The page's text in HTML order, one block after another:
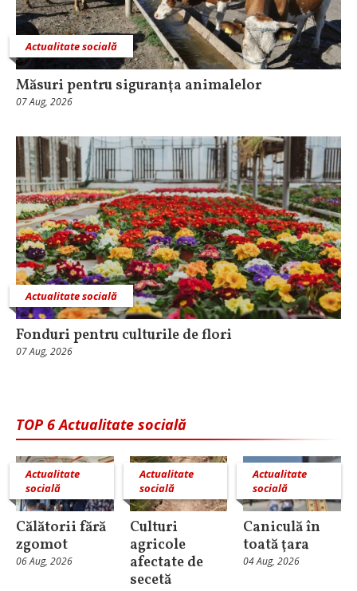
Actualitate socială
Măsuri pentru siguranţa animalelor
07 Aug, 2026
Actualitate socială
Fonduri pentru culturile de flori
07 Aug, 2026
TOP 6 Actualitate socială
Actualitate
socială
Călătorii fără
zgomot
06 Aug, 2026
Actualitate
socială
Culturi
agricole
afectate de
secetă
Actualitate
socială
Caniculă în
toată ţara
04 Aug, 2026